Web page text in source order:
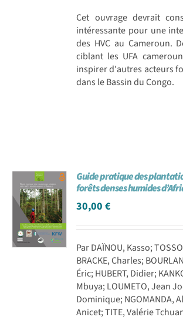
Cet ouvrage devrait
intéressante pour une
des HVC au Cameroun.
ciblant les UFA
inspirer d'autres acteurs
dans le Bassin du Congo.
Guide pratique des
forêts denses humides
30,00€
Par DAÏNOU, Kasso;
BRACKE, Charles;
Éric; HUBERT, Didier;
Mbuya; LOUMETO, Jean
Dominique; NGOMANDA,
Anicet; TITE, Valérie